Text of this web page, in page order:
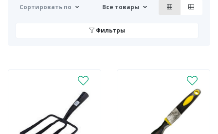
Сортировать по Все товары
Фильтры